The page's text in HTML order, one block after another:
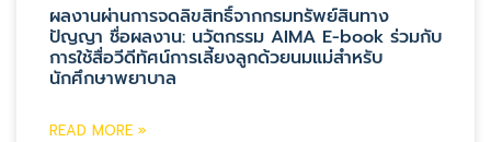
ผลงานผ่านการจดลิขสิทธิ์จากกรมทรัพย์สินทาง
ปัญญา ชื่อผลงาน: นวัตกรรม AIMA E-book ร่วมกับ
การใช้สื่อวีดีทัศน์การเลี้ยงลูกด้วยนมแม่สำหรับ
นักศึกษาพยาบาล
READ MORE »